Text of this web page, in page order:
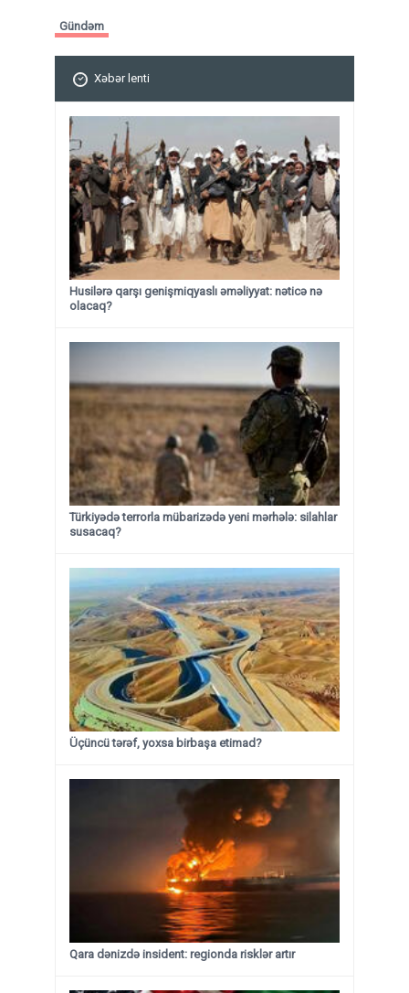
Gündəm
Xəbər lenti
Husilərə qarşı genişmiqyaslı əməliyyat: nəticə nə
olacaq?
Türkiyədə terrorla mübarizədə yeni mərhələ: silahlar
susacaq?
Üçüncü tərəf, yoxsa birbaşa etimad?
Qara dənizdə insident: regionda risklər artır